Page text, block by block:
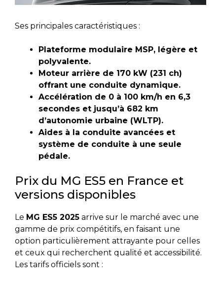
Ses principales caractéristiques :
Plateforme modulaire MSP, légère et
polyvalente.
Moteur arrière de 170 kW (231 ch)
offrant une conduite dynamique.
Accélération de 0 à 100 km/h en 6,3
secondes et jusqu’à 682 km
d’autonomie urbaine (WLTP).
Aides à la conduite avancées et
système de conduite à une seule
pédale.
Prix du MG ES5 en France et
versions disponibles
Le MG ES5 2025 arrive sur le marché avec une
gamme de prix compétitifs, en faisant une
option particulièrement attrayante pour celles
et ceux qui recherchent qualité et accessibilité.
Les tarifs officiels sont :